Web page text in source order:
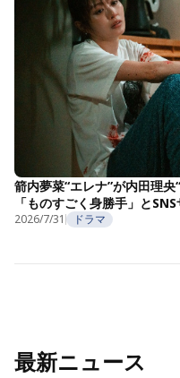
箭内夢菜“エレナ”が内田理央
「ものすごく身勝手」と
2026/7/31 ドラマ
最新ニュース